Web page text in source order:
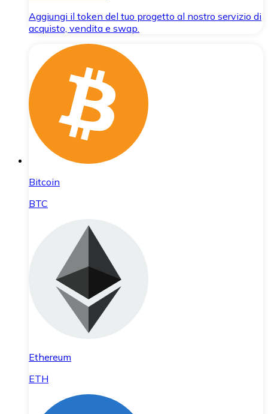
Aggiungi il token del tuo progetto al nostro servizio di
acquisto, vendita e swap.
Bitcoin
BTC
Ethereum
ETH